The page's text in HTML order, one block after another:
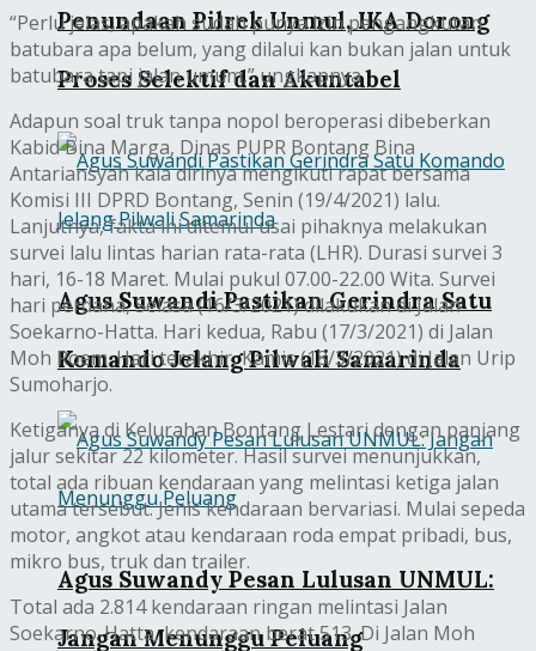
Penundaan Pilrek Unmul, IKA Dorong
Proses Selektif dan Akuntabel
Agus Suwandi Pastikan Gerindra Satu
Komando Jelang Pilwali Samarinda
Agus Suwandy Pesan Lulusan UNMUL:
Jangan Menunggu Peluang
“Perlu jelas, apakah sudah punya izin pengangkutan
batubara apa belum, yang dilalui kan bukan jalan untuk
batubara tapi jalan umum,” ungkapnya
Adapun soal truk tanpa nopol beroperasi dibeberkan
Kabid Bina Marga, Dinas PUPR Bontang Bina
Antariansyah kala dirinya mengikuti rapat bersama
Komisi III DPRD Bontang, Senin (19/4/2021) lalu.
Lanjutnya, fakta ini ditemui usai pihaknya melakukan
survei lalu lintas harian rata-rata (LHR). Durasi survei 3
hari, 16-18 Maret. Mulai pukul 07.00-22.00 Wita. Survei
hari perdana, Selasa (16/3/2021) dilakukan di Jalan
Soekarno-Hatta. Hari kedua, Rabu (17/3/2021) di Jalan
Moh Roem. Hari terakhir, Kamis (18/3/2021) di Jalan Urip
Sumoharjo.
Ketiganya di Kelurahan Bontang Lestari dengan panjang
jalur sekitar 22 kilometer. Hasil survei menunjukkan,
total ada ribuan kendaraan yang melintasi ketiga jalan
utama tersebut. Jenis kendaraan bervariasi. Mulai sepeda
motor, angkot atau kendaraan roda empat pribadi, bus,
mikro bus, truk dan trailer.
Total ada 2.814 kendaraan ringan melintasi Jalan
Soekarno-Hatta, kendaraan berat 513. Di Jalan Moh